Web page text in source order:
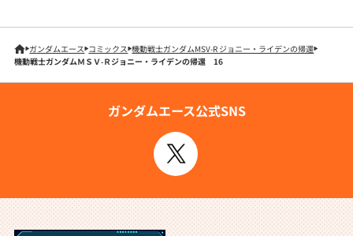
ガンダムエース コミックス 機動戦士ガンダムMSV-R ジョニー・ライデンの帰還
機動戦士ガンダムＭＳＶ‐Ｒジョニー・ライデンの帰還 16
ガンダムエース公式SNS